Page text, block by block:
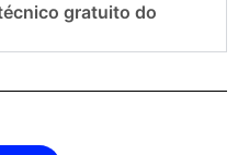
gratuito do